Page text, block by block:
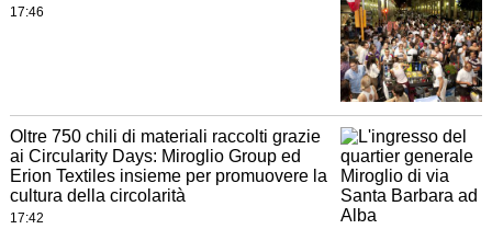
17:46
Oltre 750 chili di materiali raccolti grazie
ai Circularity Days: Miroglio Group ed
Erion Textiles insieme per promuovere la
cultura della circolarità
17:42